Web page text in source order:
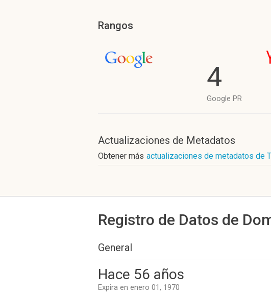
Rangos
4
Google PR
Actualizaciones de Metadatos
Obtener más actualizaciones de metadatos de
Registro de Datos de
General
Hace 56 años
Expira en enero 01, 1970